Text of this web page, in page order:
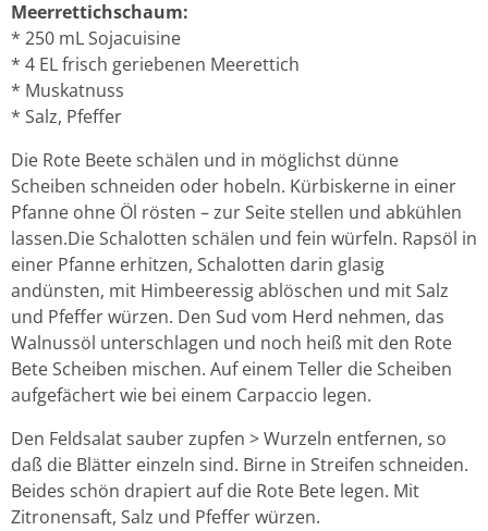
Meerrettichschaum:
* 250 mL Sojacuisine
* 4 EL frisch geriebenen Meerettich
* Muskatnuss
* Salz, Pfeffer
Die Rote Beete schälen und in möglichst dünne
Scheiben schneiden oder hobeln. Kürbiskerne in einer
Pfanne ohne Öl rösten – zur Seite stellen und abkühlen
lassen.Die Schalotten schälen und fein würfeln. Rapsöl in
einer Pfanne erhitzen, Schalotten darin glasig
andünsten, mit Himbeeressig ablöschen und mit Salz
und Pfeffer würzen. Den Sud vom Herd nehmen, das
Walnussöl unterschlagen und noch heiß mit den Rote
Bete Scheiben mischen. Auf einem Teller die Scheiben
aufgefächert wie bei einem Carpaccio legen.
Den Feldsalat sauber zupfen > Wurzeln entfernen, so
daß die Blätter einzeln sind. Birne in Streifen schneiden.
Beides schön drapiert auf die Rote Bete legen. Mit
Zitronensaft, Salz und Pfeffer würzen.